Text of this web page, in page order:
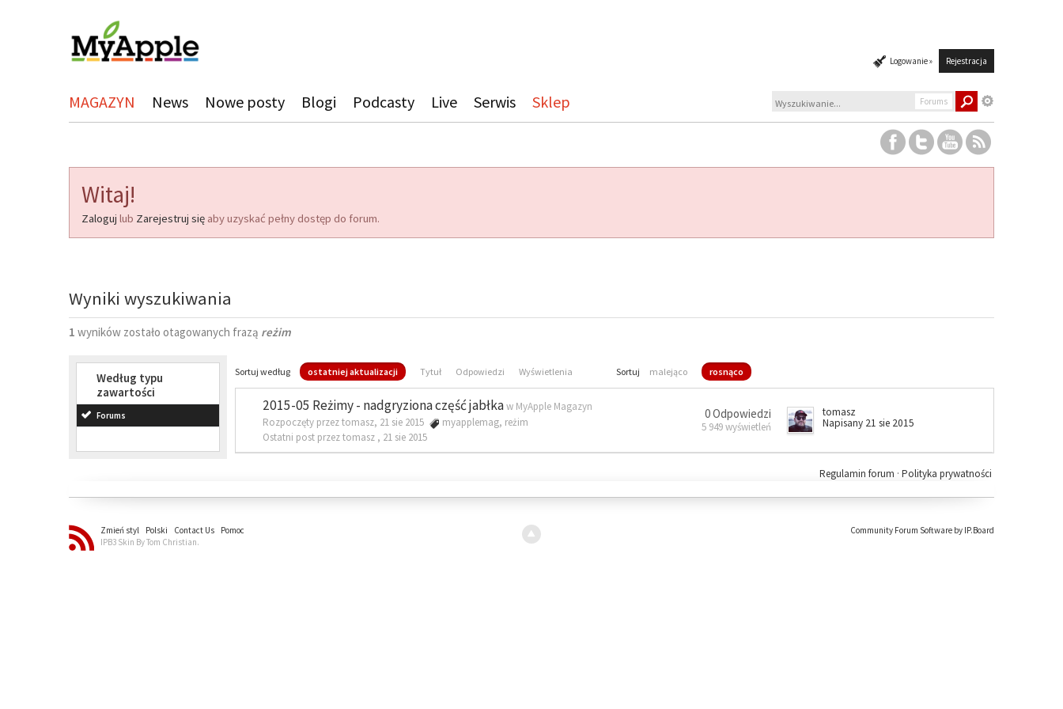
Logowanie » Rejestracja
MAGAZYN News Nowe posty Blogi Podcasty Live Serwis Sklep Forums
Witaj!
Zaloguj lub Zarejestruj się aby uzyskać pełny dostęp do forum.
Wyniki wyszukiwania
1 wyników zostało otagowanych frazą reżim
Według typu
zawartości
Forums
Sortuj według ostatniej aktualizacji Tytuł Odpowiedzi Wyświetlenia Sortuj malejąco rosnąco
2015-05 Reżimy - nadgryziona część jabłkaw MyApple Magazyn
Rozpoczęty przez tomasz, 21 sie 2015
myapplemag, reżim
Ostatni post przez tomasz , 21 sie 2015
0 Odpowiedzi
5 949 wyświetleń
tomasz
Napisany 21 sie 2015
Polityka prywatności
Regulamin forum ·
Zmień styl Polski Contact Us
Pomoc
IPB3 Skin By Tom Christian.
Community Forum Software by IP.Board